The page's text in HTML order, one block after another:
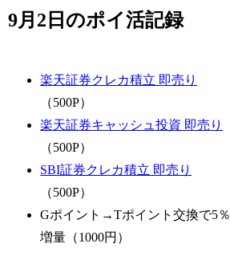
9月2日のポイ活記録
楽天証券クレカ積立 即売り
（500P）
楽天証券キャッシュ投資 即売り
（500P）
SBI証券クレカ積立 即売り
（500P）
Gポイント→Tポイント交換で5％
増量（1000円）